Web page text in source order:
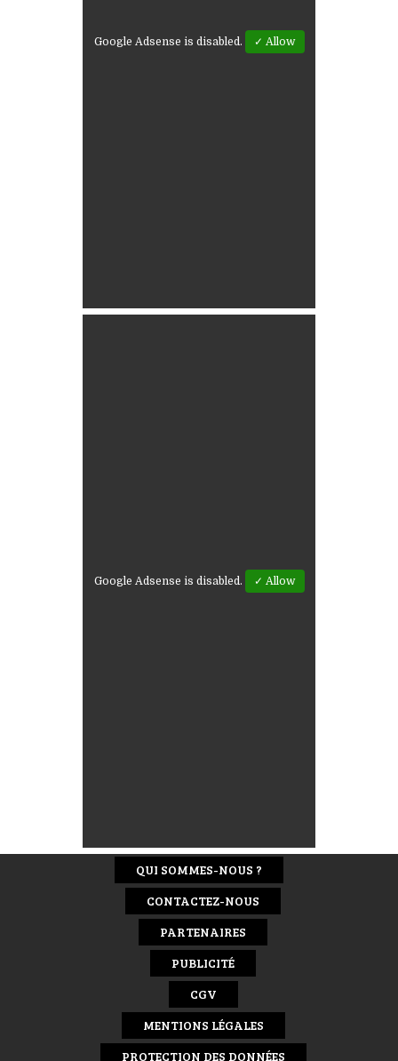
Google Adsense is disabled. ✓ Allow
Google Adsense is disabled. ✓ Allow
QUI SOMMES-NOUS ?
CONTACTEZ-NOUS
PARTENAIRES
PUBLICITÉ
CGV
MENTIONS LÉGALES
PROTECTION DES DONNÉES